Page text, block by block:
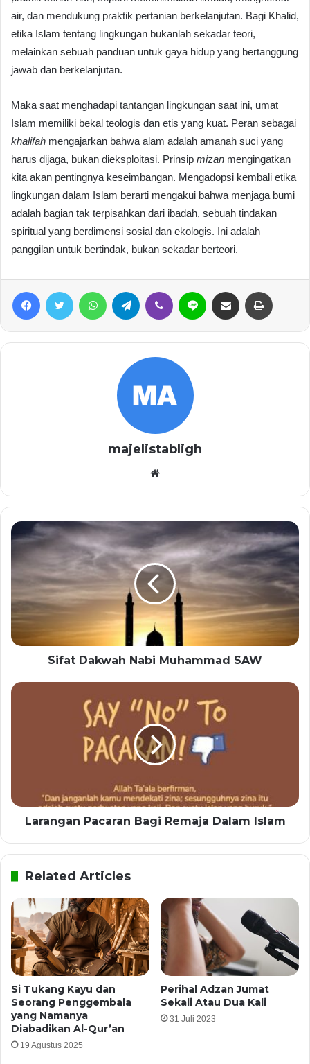
air, dan mendukung praktik pertanian berkelanjutan. Bagi Khalid,
etika Islam tentang lingkungan bukanlah sekadar teori,
melainkan sebuah panduan untuk gaya hidup yang bertanggung
jawab dan berkelanjutan.
Maka saat menghadapi tantangan lingkungan saat ini, umat
Islam memiliki bekal teologis dan etis yang kuat. Peran sebagai
khalifah mengajarkan bahwa alam adalah amanah suci yang
harus dijaga, bukan dieksploitasi. Prinsip mizan mengingatkan
kita akan pentingnya keseimbangan. Mengadopsi kembali etika
lingkungan dalam Islam berarti mengakui bahwa menjaga bumi
adalah bagian tak terpisahkan dari ibadah, sebuah tindakan
spiritual yang berdimensi sosial dan ekologis. Ini adalah
panggilan untuk bertindak, bukan sekadar berteori.
Facebook Twitter WhatsApp Telegram Viber Line Share via Email
majelistabligh
Sifat Dakwah Nabi Muhammad SAW
Larangan Pacaran Bagi Remaja Dalam Islam
Related Articles
Si Tukang Kayu dan
Seorang Penggembala
yang Namanya
Diabadikan Al-Qur’an
19 Agustus 2025
Perihal Adzan Jumat
Sekali Atau Dua Kali
31 Juli 2023